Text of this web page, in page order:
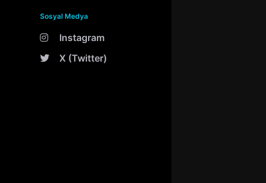
Sosyal Medya
Instagram
X (Twitter)